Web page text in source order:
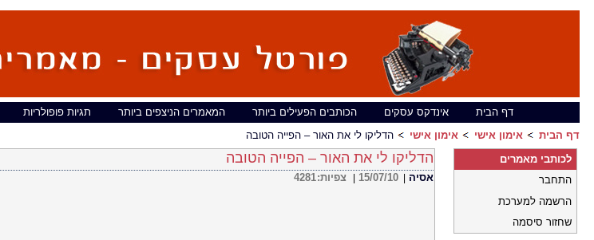
דף הבית אינדקס עסקים הכותבים הפעילים ביותר המאמרים הניצפים ביותר תגיות פופולריות
דף הבית
אימון אישי אימון אישי הדליקו לי את האור – הפייה הטובה
הדליקו לי את האור – הפייה הטובה
אסיה 15/07/10 צפיות:4281
לכותבי מאמרים
התחבר
הרשמה למערכת
שחזור סיסמה